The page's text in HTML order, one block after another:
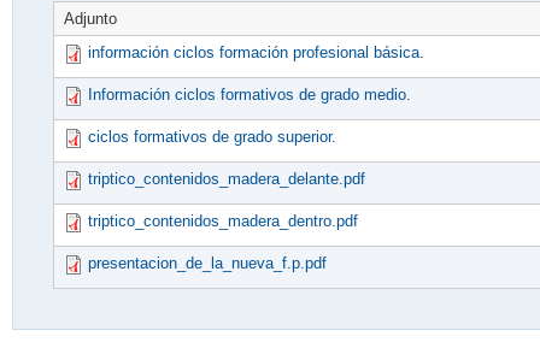
Adjunto
información ciclos formación profesional básica.
Información ciclos formativos de grado medio.
ciclos formativos de grado superior.
triptico_contenidos_madera_delante.pdf
triptico_contenidos_madera_dentro.pdf
presentacion_de_la_nueva_f.p.pdf